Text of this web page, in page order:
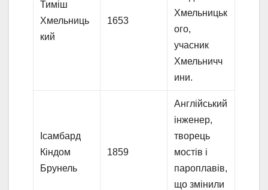
Тиміш
Хмельниць
кий
1653
Хмельницьк
ого,
учасник
Хмельничч
ини.
Ісамбард
Кіндом
Брунель
1859
Англійський
інженер,
творець
мостів і
пароплавів,
що змінили